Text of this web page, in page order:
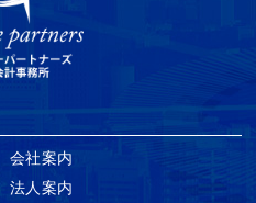
会社案内
法人案内